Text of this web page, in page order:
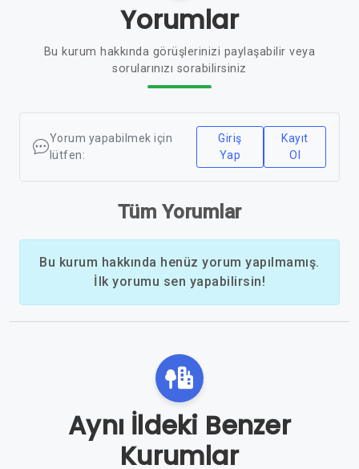
Yorumlar
Bu kurum hakkında görüşlerinizi paylaşabilir veya
sorularınızı sorabilirsiniz
Yorum yapabilmek için
lütfen:
Giriş
Yap
Kayıt
Ol
Tüm Yorumlar
Bu kurum hakkında henüz yorum yapılmamış.
İlk yorumu sen yapabilirsin!
Aynı İldeki Benzer
Kurumlar